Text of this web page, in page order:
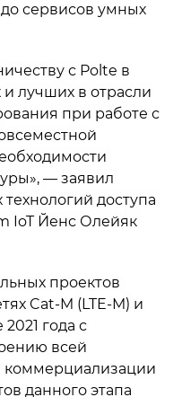
сервисов умных
с Polte в
лучших в отрасли
при работе с
— заявил
доступа
IoT Йенс Олейяк
проектов
Cat-M (LTE-M) и
года с
всей
коммерциализации
данного этапа